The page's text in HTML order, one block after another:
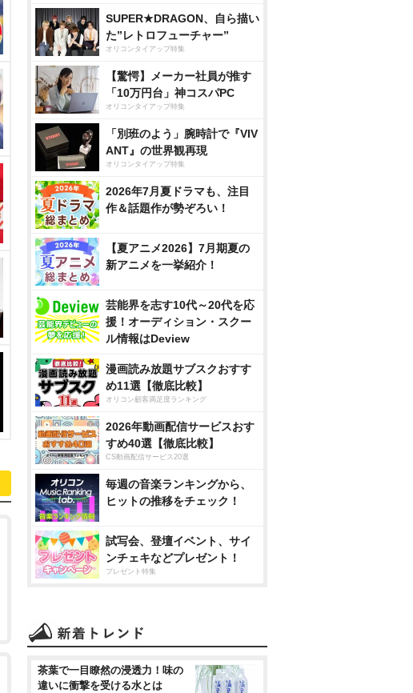
SUPER★DRAGON、自ら描い
た”レトロフューチャー”
オリコンタイアップ特集
【驚愕】メーカー社員が推す
「10万円台」神コスパPC
オリコンタイアップ特集
「別班のよう」腕時計で『VIV
ANT』の世界観再現
オリコンタイアップ特集
2026年7月夏ドラマも、注目
作＆話題作が勢ぞろい！
【夏アニメ2026】7月期夏の
新アニメを一挙紹介！
芸能界を志す10代～20代を応
援！オーディション・スクー
ル情報はDeview
漫画読み放題サブスクおすす
め11選【徹底比較】
オリコン顧客満足度ランキング
2026年動画配信サービスおす
すめ40選【徹底比較】
CS動画配信サービス20選
毎週の音楽ランキングから、
ヒットの推移をチェック！
試写会、登壇イベント、サイ
ンチェキなどプレゼント！
プレゼント特集
茶葉で一目瞭然の浸透力！味の
違いに衝撃を受ける水とは